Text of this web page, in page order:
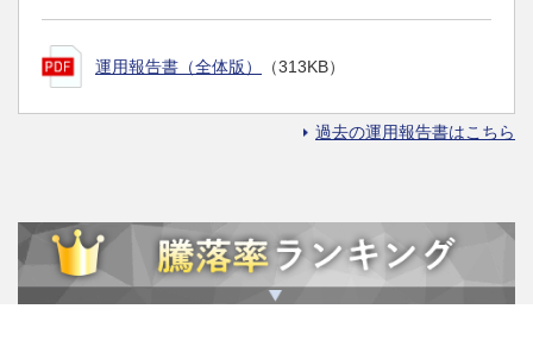
運用報告書（全体版） （313KB）
過去の運用報告書はこちら